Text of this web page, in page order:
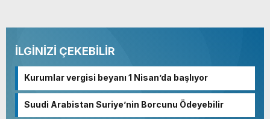
İLGİNİZİ ÇEKEBİLİR
Kurumlar vergisi beyanı 1 Nisan’da başlıyor
Suudi Arabistan Suriye’nin Borcunu Ödeyebilir